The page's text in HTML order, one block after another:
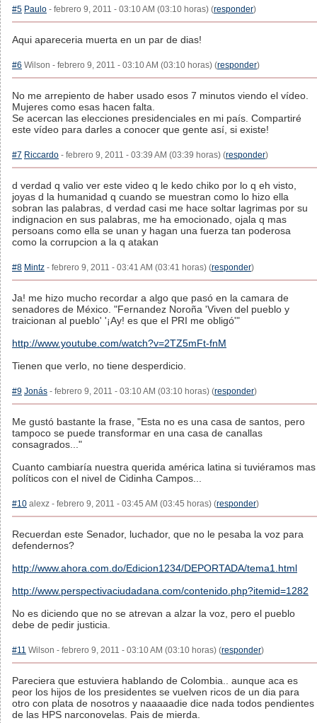
#5 Paulo - febrero 9, 2011 - 03:10 AM (03:10 horas) (responder)
Aqui apareceria muerta en un par de dias!
#6 Wilson - febrero 9, 2011 - 03:10 AM (03:10 horas) (responder)
No me arrepiento de haber usado esos 7 minutos viendo el vídeo.
Mujeres como esas hacen falta.
Se acercan las elecciones presidenciales en mi país. Compartiré
este vídeo para darles a conocer que gente así, si existe!
#7 Riccardo - febrero 9, 2011 - 03:39 AM (03:39 horas) (responder)
d verdad q valio ver este video q le kedo chiko por lo q eh visto,
joyas d la humanidad q cuando se muestran como lo hizo ella
sobran las palabras, d verdad casi me hace soltar lagrimas por su
indignacion en sus palabras, me ha emocionado, ojala q mas
persoans como ella se unan y hagan una fuerza tan poderosa
como la corrupcion a la q atakan
#8 Mintz - febrero 9, 2011 - 03:41 AM (03:41 horas) (responder)
Ja! me hizo mucho recordar a algo que pasó en la camara de
senadores de México. "Fernandez Noroña 'Viven del pueblo y
traicionan al pueblo' '¡Ay! es que el PRI me obligó'"
http://www.youtube.com/watch?v=2TZ5mFt-fnM
Tienen que verlo, no tiene desperdicio.
#9 Jonás - febrero 9, 2011 - 03:10 AM (03:10 horas) (responder)
Me gustó bastante la frase, "Esta no es una casa de santos, pero
tampoco se puede transformar en una casa de canallas
consagrados..."
Cuanto cambiaría nuestra querida américa latina si tuviéramos mas
políticos con el nivel de Cidinha Campos...
#10 alexz - febrero 9, 2011 - 03:45 AM (03:45 horas) (responder)
Recuerdan este Senador, luchador, que no le pesaba la voz para
defendernos?
http://www.ahora.com.do/Edicion1234/DEPORTADA/tema1.html
http://www.perspectivaciudadana.com/contenido.php?itemid=1282
No es diciendo que no se atrevan a alzar la voz, pero el pueblo
debe de pedir justicia.
#11 Wilson - febrero 9, 2011 - 03:10 AM (03:10 horas) (responder)
Pareciera que estuviera hablando de Colombia.. aunque aca es
peor los hijos de los presidentes se vuelven ricos de un dia para
otro con plata de nosotros y naaaaadie dice nada todos pendientes
de las HPS narconovelas. Pais de mierda.